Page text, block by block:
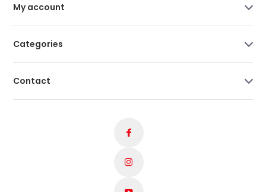
My account
Categories
Contact